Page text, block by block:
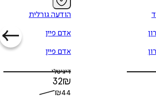
הודעה גורלית
אדם פיין
אדם פיין
דיגיטלי
32₪
₪44